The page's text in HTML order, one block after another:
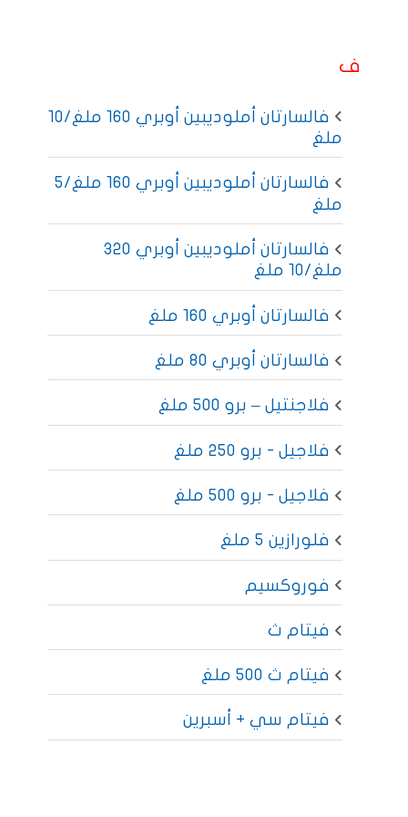
ف
فالسارتان أملوديبين أوبري 160 ملغ/10
ملغ
فالسارتان أملوديبين أوبري 160 ملغ/5
ملغ
فالسارتان أملوديبين أوبري 320
ملغ/10 ملغ
فالسارتان أوبري 160 ملغ
فالسارتان أوبري 80 ملغ
فلاجنتيل – برو 500 ملغ
فلاجيل - برو 250 ملغ
فلاجيل - برو 500 ملغ
فلورازين 5 ملغ
فوروكسيم
فيتام ث
فيتام ث 500 ملغ
فيتام سي + أسبرين